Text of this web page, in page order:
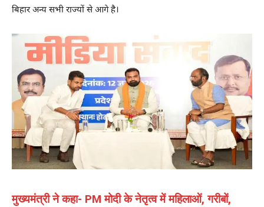
बिहार अन्य सभी राज्यों से आगे है।
‎मुख्यमंत्री ने कहा- PM मोदी के नेतृत्व में महिलाओं, गरीबों,